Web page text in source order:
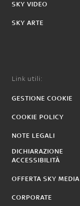
SKY VIDEO
SKY ARTE
Link utili:
GESTIONE COOKIE
COOKIE POLICY
NOTE LEGALI
DICHIARAZIONE
ACCESSIBILITÀ
OFFERTA SKY MEDIA
CORPORATE